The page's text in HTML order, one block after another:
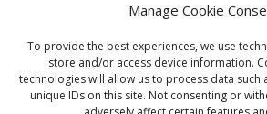
Manage Cookie
To provide the best experiences, we use
store and/or access device information.
technologies will allow us to process data
unique IDs on this site. Not consenting or